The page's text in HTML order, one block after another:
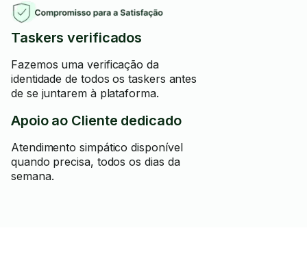
Taskers verificados
Fazemos uma verificação da
identidade de todos os taskers antes
de se juntarem à plataforma.
Apoio ao Cliente dedicado
Atendimento simpático disponível
quando precisa, todos os dias da
semana.